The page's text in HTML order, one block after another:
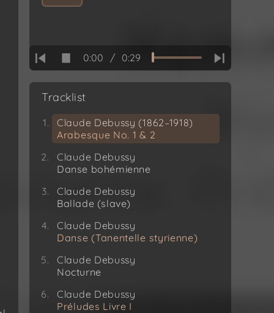
0:00 / 0:29
Tracklist
Claude Debussy (1862–1918)
Arabesque No. 1 & 2
Claude Debussy
Danse bohémienne
Claude Debussy
Ballade (slave)
Claude Debussy
Danse (Tanentelle styrienne)
Claude Debussy
Nocturne
Claude Debussy
Préludes Livre I